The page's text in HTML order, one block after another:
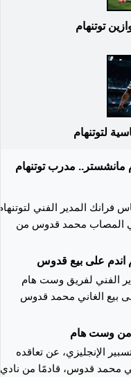
توتنهام
لتوتنهام
مدرب توتنهام
فرانك المدير الفني
المصاب محمد قدوس من
القدم، لا يزال غير محسوم.
لإصابة في مباراة فريقه ضد
من مواجهة كوبنهاجن
الفريق مكتمل الصفوف، وما
أكد في تصريحات نقلها
"كل من شارك أمام
على بيع قدوس
الفني لفريق وست هام
بيع الغاني محمد قدوس
الممتاز لكرة القدم. وأصبح
لدى جماهير توتنهام بعد
خلال فترة الانتقالات الصيفية
من وست هام
الإنجليزي، عن تعاقده
محمد قدوس، قادمًا من نادي